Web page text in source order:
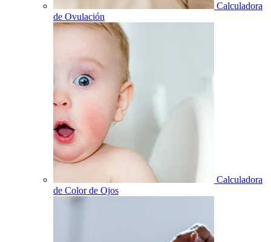
Calculadora
de Ovulación
Calculadora
de Color de Ojos